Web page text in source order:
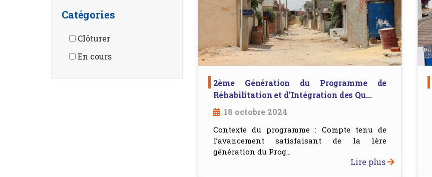
Catégories
Clôturer
En cours
2ème Génération du Programme de
Réhabilitation et d’Intégration des Qu...
18 octobre 2024
Contexte du programme : Compte tenu de
l’avancement satisfaisant de la 1ère
génération du Prog...
Lire plus